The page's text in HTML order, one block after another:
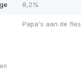
8,2%
Papa's aan de fles